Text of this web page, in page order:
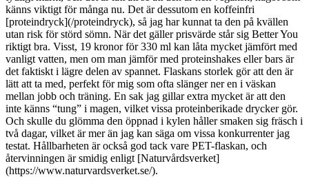
känns viktigt för många nu. Det är dessutom en koffeinfri
[proteindryck](/proteindryck), så jag har kunnat ta den på kvällen
utan risk för störd sömn. När det gäller prisvärde står sig Better You
riktigt bra. Visst, 19 kronor för 330 ml kan låta mycket jämfört med
vanligt vatten, men om man jämför med proteinshakes eller bars är
det faktiskt i lägre delen av spannet. Flaskans storlek gör att den är
lätt att ta med, perfekt för mig som ofta slänger ner en i väskan
mellan jobb och träning. En sak jag gillar extra mycket är att den
inte känns “tung” i magen, vilket vissa proteinberikade drycker gör.
Och skulle du glömma den öppnad i kylen håller smaken sig fräsch i
två dagar, vilket är mer än jag kan säga om vissa konkurrenter jag
testat. Hållbarheten är också god tack vare PET-flaskan, och
återvinningen är smidig enligt [Naturvårdsverket]
(https://www.naturvardsverket.se/).